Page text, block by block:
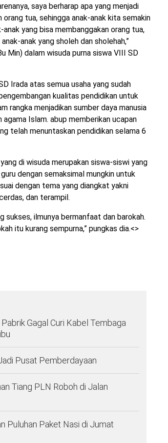
saya berharap apa yang menjadi
tua, sehingga anak-anak kita semakin
yang bisa membanggakan orang tua,
anak yang sholeh dan sholehah,”
Min) dalam wisuda purna siswa VIII SD
Irada atas semua usaha yang sudah
kualitas pendidikan untuk
rangka menjadikan sumber daya manusia
Islam. abup memberikan ucapan
telah menuntaskan pendidikan selama 6
di wisuda merupakan siswa-siswi yang
dengan semaksimal mungkin untuk
dengan tema yang diangkat yakni
dan terampil.
sukses, ilmunya bermanfaat dan barokah.
itu kurang sempurna,” pungkas dia.<>
Gagal Curi Kabel Tembaga
Pusat Pemberdayaan
Tiang PLN Roboh di Jalan
Puluhan Paket Nasi di Jumat